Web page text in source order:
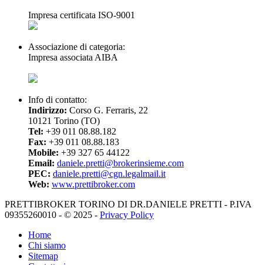
Impresa certificata ISO-9001
Associazione di categoria:
Impresa associata AIBA
Info di contatto:
Indirizzo: Corso G. Ferraris, 22
10121 Torino (TO)
Tel: +39 011 08.88.182
Fax: +39 011 08.88.183
Mobile: +39 327 65 44122
Email: daniele.pretti@brokerinsieme.com
PEC: daniele.pretti@cgn.legalmail.it
Web: www.prettibroker.com
PRETTIBROKER TORINO DI DR.DANIELE PRETTI - P.IVA
09355260010 - © 2025 - Privacy Policy
Home
Chi siamo
Sitemap